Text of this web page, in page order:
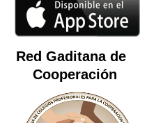
Red Gaditana de
Cooperación